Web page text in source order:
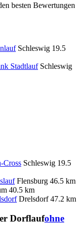
besten Bewertungen
Schleswig 19.5
Stadtlauf Schleswig
Cross Schleswig 19.5
Flensburg 46.5 km
40.5 km
Drelsdorf 47.2 km
Dorflaufohne